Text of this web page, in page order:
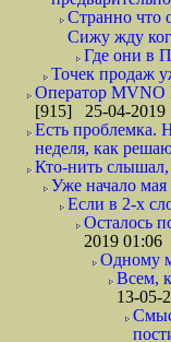
Странно что
Сижу жду
Где они в
Точек продаж
Оператор MVNO
[915] 25-04-2019
Есть проблемка.
неделя, как
Кто-нить слышал,
Уже начало мая
Если в 2-х
Осталось
2019 01:06
Одному
Всем,
13-05-